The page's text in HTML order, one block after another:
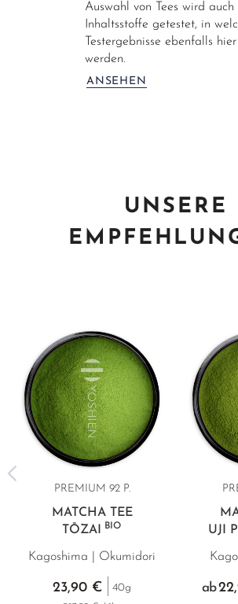
Auswahl von Tees wird
Inhaltsstoffe getestet, in
Testergebnisse ebenfalls
werden.
ANSEHEN
UNSERE
PREMIUM 92 P.
MATCHA TEE
TŌZAI
BIO
Kagoshima | Okumidori
23,90 € 40g
UJI
ab